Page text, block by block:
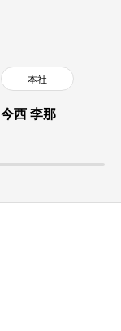
本社
今西 李那